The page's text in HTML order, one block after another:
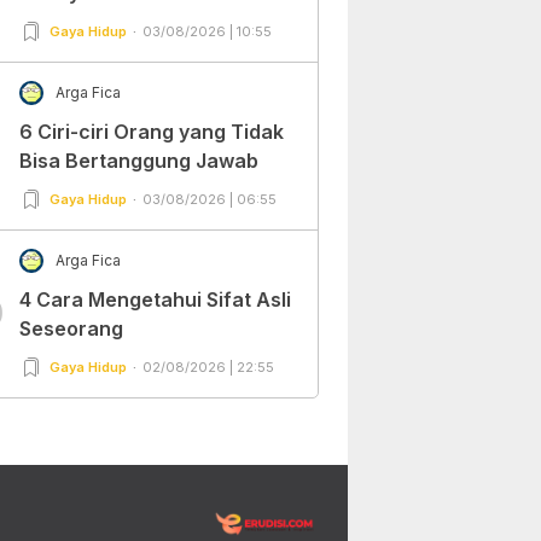
Gaya Hidup 03/08/2026 | 10:55
Arga Fica
6 Ciri-ciri Orang yang Tidak
Bisa Bertanggung Jawab
Gaya Hidup 03/08/2026 | 06:55
Arga Fica
4 Cara Mengetahui Sifat Asli
Seseorang
Gaya Hidup 02/08/2026 | 22:55